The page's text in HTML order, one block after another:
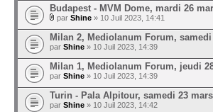
Budapest - MVM Dome, mardi 26
par Shine » 10 Juil 2023, 14:41
Milan 2, Mediolanum Forum, samedi
par Shine » 10 Juil 2023, 14:39
Milan 1, Mediolanum Forum, jeudi
par Shine » 10 Juil 2023, 14:39
Turin - Pala Alpitour, samedi 23
par Shine » 10 Juil 2023, 14:42